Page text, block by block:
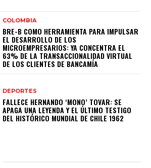
COLOMBIA
BRE-B COMO HERRAMIENTA PARA IMPULSAR
EL DESARROLLO DE LOS
MICROEMPRESARIOS: YA CONCENTRA EL
63% DE LA TRANSACCIONALIDAD VIRTUAL
DE LOS CLIENTES DE BANCAMÍA
DEPORTES
FALLECE HERNANDO ‘MONO’ TOVAR: SE
APAGA UNA LEYENDA Y EL ÚLTIMO TESTIGO
DEL HISTÓRICO MUNDIAL DE CHILE 1962